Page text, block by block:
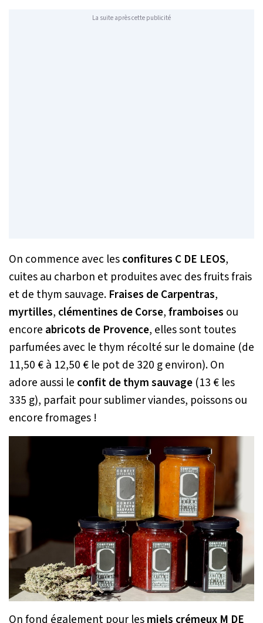
La suite après cette publicité
On commence avec lesconfitures C DE LEOS,
cuites au charbon et produites avec des fruits frais
et de thym sauvage. Fraises de Carpentras,
myrtilles, clémentines deCorse,framboises ou
encore abricots de Provence, elles sont toutes
parfumées avec le thym récolté sur le domaine (de
11,50 € à 12,50 € le pot de 320 g environ). On
adore aussi le confit de thym sauvage (13 € les
335 g), parfait pour sublimer viandes, poissons ou
encore fromages !
On fond également pour lesmiels crémeux M DE